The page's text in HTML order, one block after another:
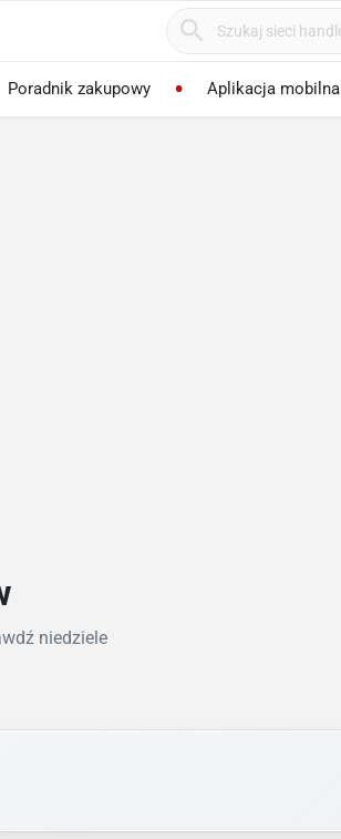
Poradnik zakupowy Aplikacja mobilna
niedziele